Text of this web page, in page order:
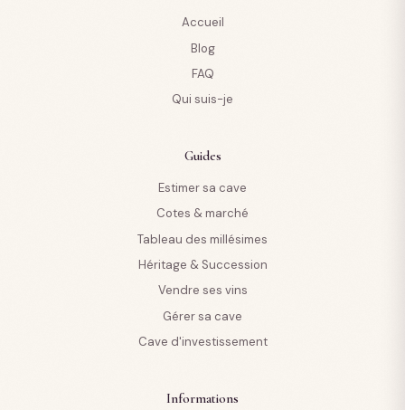
Accueil
Blog
FAQ
Qui suis-je
Guides
Estimer sa cave
Cotes & marché
Tableau des millésimes
Héritage & Succession
Vendre ses vins
Gérer sa cave
Cave d'investissement
Informations